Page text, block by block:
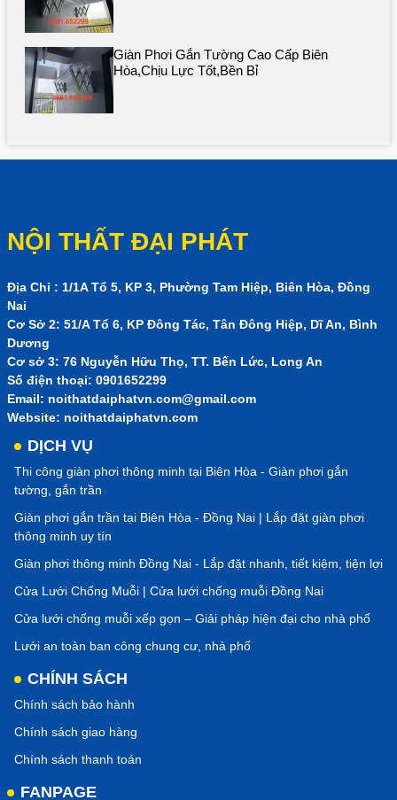
Giàn Phơi Gắn Tường Cao Cấp Biên
Hòa,chịu Lực Tốt,bền Bỉ
NỘI THẤT ĐẠI PHÁT
Địa Chỉ : 1/1A Tổ 5, KP 3, Phường Tam Hiệp, Biên Hòa, Đồng
Nai
Cơ Sở 2: 51/A Tổ 6, KP Đông Tác, Tân Đông Hiệp, Dĩ An, Bình
Dương
Cơ sở 3: 76 Nguyễn Hữu Thọ, TT. Bến Lức, Long An
Số điện thoại: 0901652299
Email: noithatdaiphatvn.com@gmail.com
Website: noithatdaiphatvn.com
DỊCH VỤ
Thi công giàn phơi thông minh tại Biên Hòa - Giàn phơi gắn
tường, gắn trần
Giàn phơi gắn trần tại Biên Hòa - Đồng Nai | Lắp đặt giàn phơi
thông minh uy tín
Giàn phơi thông minh Đồng Nai - Lắp đặt nhanh, tiết kiệm, tiện lợi
Cửa Lưới Chống Muỗi | Cửa lưới chống muỗi Đồng Nai
Cửa lưới chống muỗi xếp gọn – Giải pháp hiện đại cho nhà phố
Lưới an toàn ban công chung cư, nhà phố
CHÍNH SÁCH
Chính sách bảo hành
Chính sách giao hàng
Chính sách thanh toán
FANPAGE